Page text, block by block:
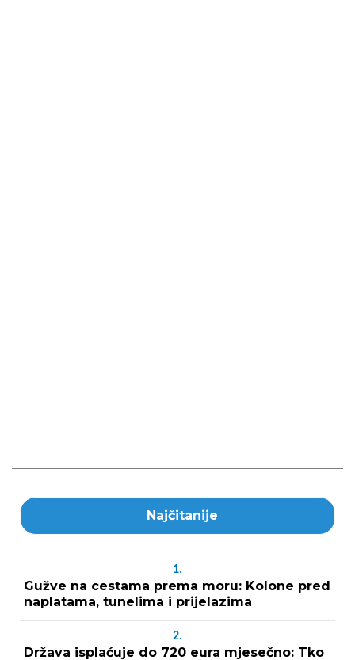
Najčitanije
1.
Gužve na cestama prema moru: Kolone pred
naplatama, tunelima i prijelazima
2.
Država isplaćuje do 720 eura mjesečno: Tko